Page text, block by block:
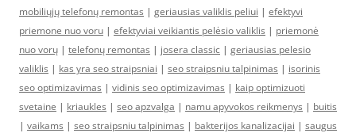
mobiliųjų telefonų remontas | geriausias valiklis peliui | efektyvi
priemone nuo voru | efektyviai veikiantis pelėsio valiklis | priemonė
nuo vorų | telefonų remontas | josera classic | geriausias pelesio
valiklis | kas yra seo straipsniai | seo straipsniu talpinimas | isorinis
seo optimizavimas | vidinis seo optimizavimas | kaip optimizuoti
svetaine | kriaukles | seo apzvalga | namu apyvokos reikmenys | buitis
| vaikams | seo straipsniu talpinimas | bakterijos kanalizacijai | saugus